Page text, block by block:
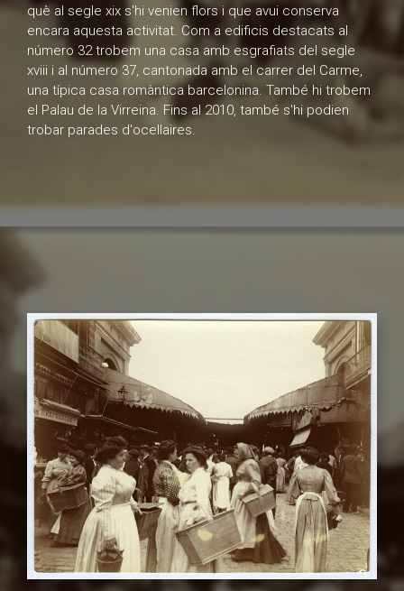
què al segle xix s'hi venien flors i que avui conserva
encara aquesta activitat. Com a edificis destacats al
número 32 trobem una casa amb esgrafiats del segle
xviii i al número 37, cantonada amb el carrer del Carme,
una típica casa romàntica barcelonina. També hi trobem
el Palau de la Virreina. Fins al 2010, també s'hi podien
trobar parades d'ocellaires.